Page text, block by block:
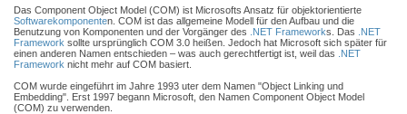
Das Component Object Model (COM) ist Microsofts Ansatz für objektorientierte
Softwarekomponenten. COM ist das allgemeine Modell für den Aufbau und die
Benutzung von Komponenten und der Vorgänger des
.NET Frameworks. Das
.NET
Framework sollte ursprünglich COM 3.0 heißen. Jedoch hat Microsoft sich später für
einen anderen Namen entschieden – was auch gerechtfertigt ist, weil das
.NET
Framework nicht mehr auf COM basiert.
COM wurde eingeführt im Jahre 1993 uter dem Namen "Object Linking und
Embedding". Erst 1997 begann Microsoft, den Namen Component Object Model
(COM) zu verwenden.